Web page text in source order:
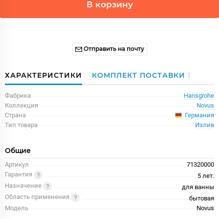
В корзину
Отправить на почту
ХАРАКТЕРИСТИКИ КОМПЛЕКТ ПОСТАВКИ 1
Фабрика
Hansgrohe
Коллекция
Novus
Страна
Германия
Тип товара
Излив
Общие
Артикул
71320000
Гарантия
5 лет.
Назначение
для ванны
Область применения
бытовая
Модель
Novus